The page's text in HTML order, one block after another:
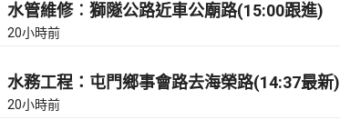
水管維修︰獅隧公路近車公廟路(15:00跟進)
20小時前
水務工程：屯門鄉事會路去海榮路(14:37最新)
20小時前